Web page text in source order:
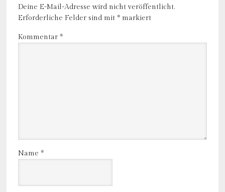
Deine E-Mail-Adresse wird nicht veröffentlicht.
Erforderliche Felder sind mit *markiert
Kommentar *
Name *